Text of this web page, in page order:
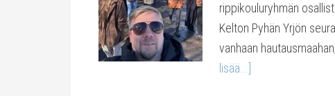
rippikouluryhmän
Kelton Pyhän Yrjön
vanhaan
lisää...]